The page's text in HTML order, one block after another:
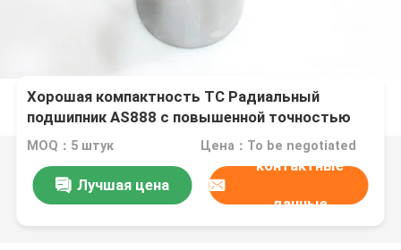
Хорошая компактность TC Радиальный
подшипник AS888 с повышенной точностью
сверления
MOQ：5 штук Цена：To be negotiated
Лучшая цена
контактные
данные